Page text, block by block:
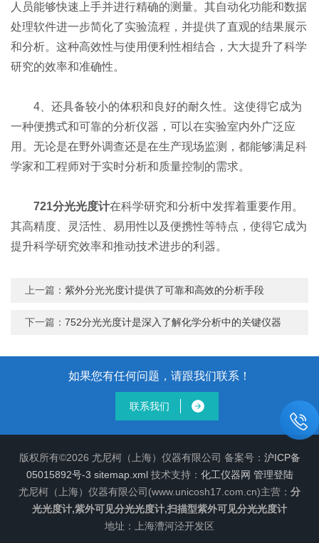
人员能够快速上手并进行精确的测量。其自动化功能和数据
处理软件进一步简化了实验流程，并提供了直观的结果展示
和分析。这种高效性与使用便利性相结合，大大提升了科学
研究的效率和准确性。
4、还具备较小的体积和良好的耐久性。这使得它成为
一种便携式和可靠的分析仪器，可以在实验室内外广泛应
用。无论是在野外调查还是在生产现场监测，都能够满足科
学家和工程师对于实时分析和质量控制的需求。
721分光光度计在科学研究和分析中发挥着重要作用。
其高精度、灵活性、易用性以及便携性等特点，使得它成为
提升科学研究效率和推动技术进步的利器。
上一篇：紫外分光光度计提供了可靠和高效的分析手段
下一篇：752分光光度计是深入了解化学分析中的关键仪器
如果您有任何问题，请跟我们联系！
联系我们
版权所有©2026 尤尼柯（上海）仪器有限公司 备案号： 沪ICP备
05015892号-3 sitemap.xml技术支持： 化工仪器网 管理登陆
尤尼柯（上海）仪器有限公司(www.unicosh17.com.cn)主营： 分
光光度计,紫外可见分光光度计,扫描型紫外可见分光光度计
地址：上海漕河泾开发区